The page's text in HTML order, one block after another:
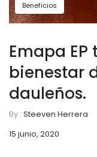
Beneficios
Emapa
bienestar
dauleños.
By : Steeven Herrera
15 junio, 2020